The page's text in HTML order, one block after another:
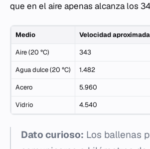
que en el aire apenas alcanza los
Medio Velocidad
Aire (20 °C) 343
Agua dulce (20 °C) 1.482
Acero 5.960
Vidrio 4.540
Dato curioso: Los ballenas